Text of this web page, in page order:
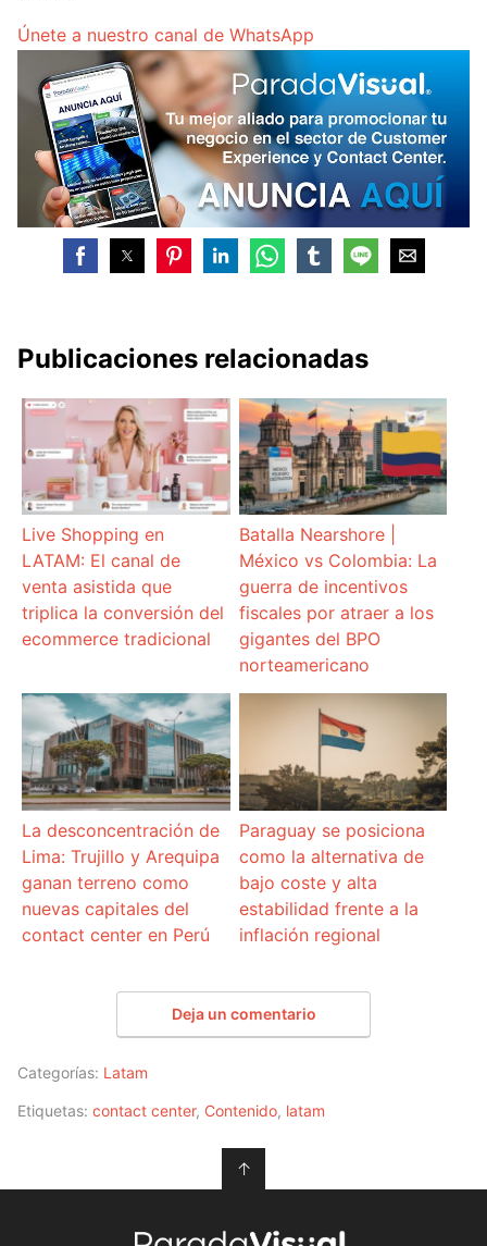
Únete a nuestro canal de WhatsApp
Publicaciones relacionadas
Live Shopping en
LATAM: El canal de
venta asistida que
triplica la conversión del
ecommerce tradicional
Batalla Nearshore |
México vs Colombia: La
guerra de incentivos
fiscales por atraer a los
gigantes del BPO
norteamericano
La desconcentración de
Lima: Trujillo y Arequipa
ganan terreno como
nuevas capitales del
contact center en Perú
Paraguay se posiciona
como la alternativa de
bajo coste y alta
estabilidad frente a la
inflación regional
Deja un comentario
Categorías: Latam
Etiquetas: contact center, Contenido, latam
↑